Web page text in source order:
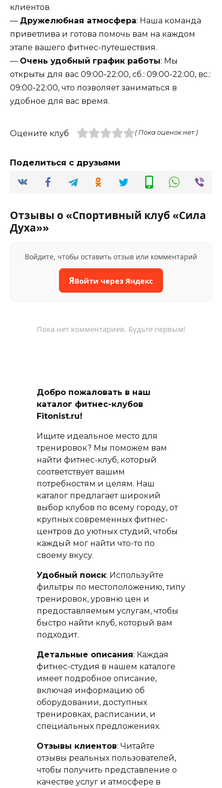
клиентов.
— Дружелюбная атмосфера: Наша команда
приветлива и готова помочь вам на каждом
этапе вашего фитнес-путешествия.
— Очень удобный график работы: Мы
открыты для вас 09:00-22:00, сб.: 09:00-22:00, вс.:
09:00-22:00, что позволяет заниматься в
удобное для вас время.
Оцените клуб ( Пока оценок нет )
Поделиться с друзьями
Отзывы о «Спортивный клуб «Сила
Духа»»
Войдите, чтобы оставить отзыв или комментарий
ЯВойти через Яндекс
Пока нет комментариев. Будьте первым!
Добро пожаловать в наш
каталог фитнес-клубов
Fitonist.ru!
Ищите идеальное место для
тренировок? Мы поможем вам
найти фитнес-клуб, который
соответствует вашим
потребностям и целям. Наш
каталог предлагает широкий
выбор клубов по всему городу, от
крупных современных фитнес-
центров до уютных студий, чтобы
каждый мог найти что-то по
своему вкусу.
Удобный поиск: Используйте
фильтры по местоположению, типу
тренировок, уровню цен и
предоставляемым услугам, чтобы
быстро найти клуб, который вам
подходит.
Детальные описания: Каждая
фитнес-студия в нашем каталоге
имеет подробное описание,
включая информацию об
оборудовании, доступных
тренировках, расписании, и
специальных предложениях.
Отзывы клиентов: Читайте
отзывы реальных пользователей,
чтобы получить представление о
качестве услуг и атмосфере в